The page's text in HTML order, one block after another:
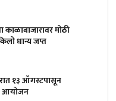
काळाबाजारावर मोठी
धान्य जप्त
१३ ऑगस्टपासून
आयोजन